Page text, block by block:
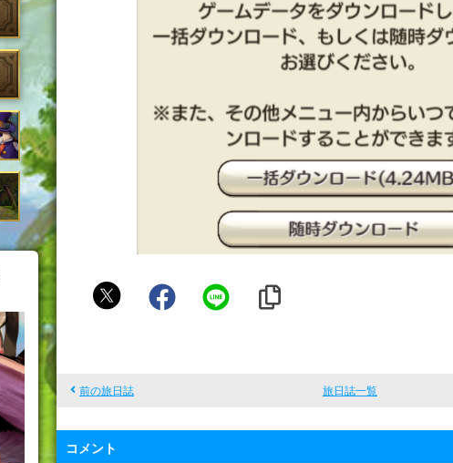
え
ー
じ
お
前の旅日誌 旅日誌一覧
コメント